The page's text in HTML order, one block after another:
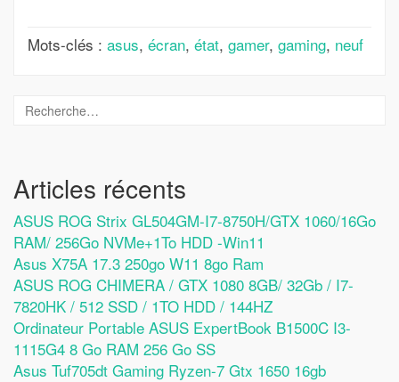
Mots-clés : asus, écran, état, gamer, gaming, neuf
Articles récents
ASUS ROG Strix GL504GM-I7-8750H/GTX 1060/16Go
RAM/ 256Go NVMe+1To HDD -Win11
Asus X75A 17.3 250go W11 8go Ram
ASUS ROG CHIMERA / GTX 1080 8GB/ 32Gb / I7-
7820HK / 512 SSD / 1TO HDD / 144HZ
Ordinateur Portable ASUS ExpertBook B1500C I3-
1115G4 8 Go RAM 256 Go SS
Asus Tuf705dt Gaming Ryzen-7 Gtx 1650 16gb